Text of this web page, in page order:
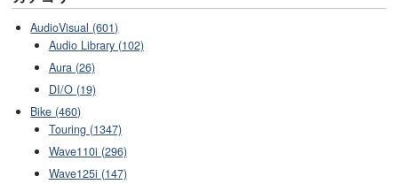
AudioVisual (601)
Audio Library (102)
Aura (26)
DI/O (19)
Bike (460)
Touring (1347)
Wave110i (296)
Wave125i (147)